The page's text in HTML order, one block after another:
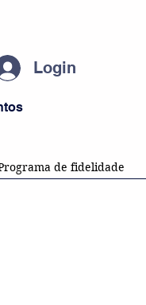
Login
de fidelidade